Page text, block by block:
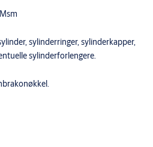
sylinderringer, sylinderkapper,
sylinderforlengere.